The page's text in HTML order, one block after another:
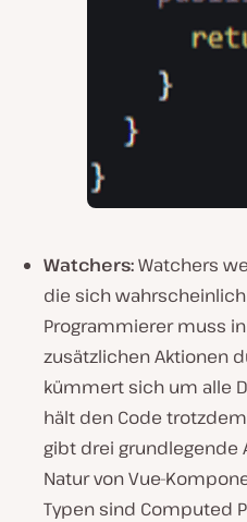
Watchers:Watchers
die sich
Programmierer muss
zusätzlichen Aktionen
kümmert sich um alle
hält den Code
gibt drei grundlegende
Natur von Vue-
Typen sind Computed